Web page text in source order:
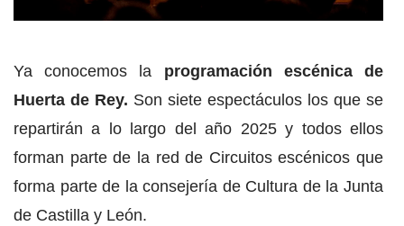
Ya conocemos la programación escénica de
Huerta de Rey. Son siete espectáculos los que se
repartirán a lo largo del año 2025 y todos ellos
forman parte de la red de Circuitos escénicos que
forma parte de la consejería de Cultura de la Junta
de Castilla y León.